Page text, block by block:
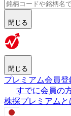
閉じる
閉じる
プレミアム会員登
すでに会員の
株探プレミアムと